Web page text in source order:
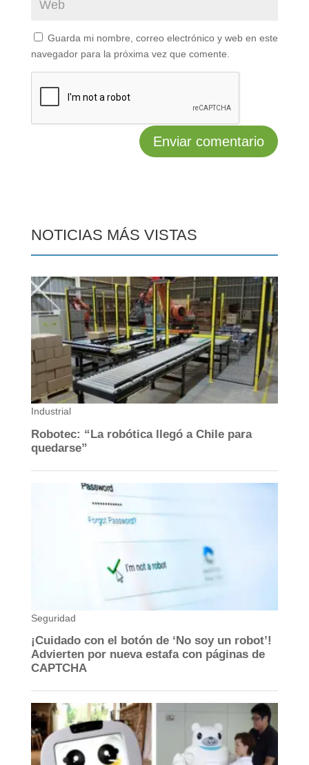
Guarda mi nombre, correo electrónico y web en este
navegador para la próxima vez que comente.
NOTICIAS MÁS VISTAS